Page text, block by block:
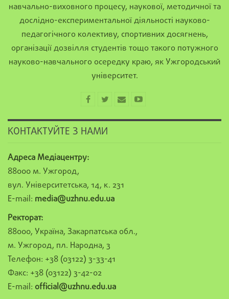
навчально-виховного процесу, наукової, методичної та
дослідно-експериментальної діяльності науково-
педагогічного колективу, спортивних досягнень,
організації дозвілля студентів тощо такого потужного
науково-навчального осередку краю, як Ужгородський
університет.
КОНТАКТУЙТЕ З НАМИ
Адреса Медіацентру:
88000 м. Ужгород,
вул. Університетська, 14, к. 231
E-mail: media@uzhnu.edu.ua
Ректорат:
88000, Україна, Закарпатська обл.,
м. Ужгород, пл. Народна, 3
Телефон: +38 (03122) 3-33-41
Факс: +38 (03122) 3-42-02
E-mail: official@uzhnu.edu.ua